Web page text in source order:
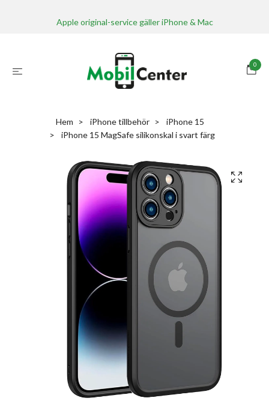
Apple original-service gäller iPhone & Mac
0
Hem iPhone tillbehör
iPhone 15
iPhone 15 MagSafe silikonskal i svart färg